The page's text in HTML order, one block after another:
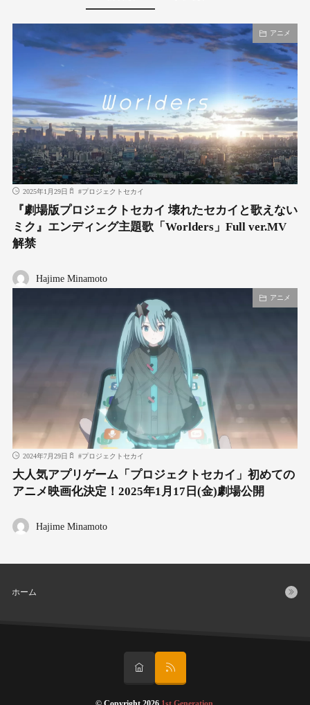
アニメ
2025年1月29日 #プロジェクトセカイ
『劇場版プロジェクトセカイ 壊れたセカイと歌えない
ミク』エンディング主題歌「Worlders」Full ver.MV
解禁
Hajime Minamoto
アニメ
2024年7月29日 #プロジェクトセカイ
大人気アプリゲーム「プロジェクトセカイ」初めての
アニメ映画化決定！2025年1月17日(金)劇場公開
Hajime Minamoto
ホーム